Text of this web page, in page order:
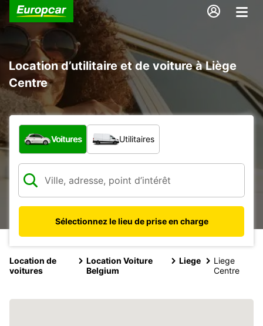
Location d’utilitaire et de voiture à Liège
Centre
Quel type de véhicule ?
Voitures Utilitaires
Sélectionnez le lieu de prise en charge
Location de
voitures
Location Voiture
Belgium
Liege
Liege
Centre